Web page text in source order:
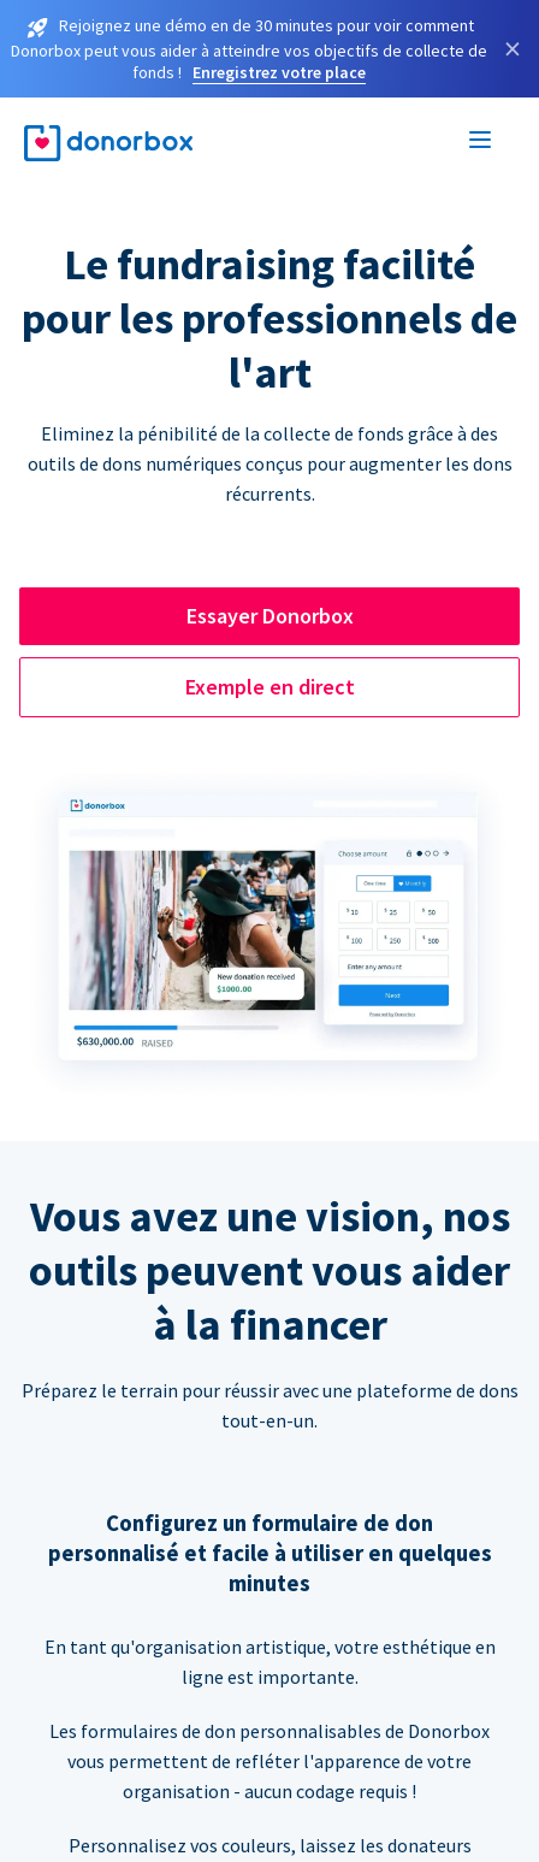
Rejoignez une démo en de 30 minutes pour voir comment
Donorbox peut vous aider à atteindre vos objectifs de collecte de
fonds !
Enregistrez votre place
×
Le fundraising facilité
pour les professionnels de
l'art
Eliminez la pénibilité de la collecte de fonds grâce à des
outils de dons numériques conçus pour augmenter les dons
récurrents.
Essayer Donorbox
Exemple en direct
Vous avez une vision, nos
outils peuvent vous aider
à la financer
Préparez le terrain pour réussir avec une plateforme de dons
tout-en-un.
Configurez un formulaire de don
personnalisé et facile à utiliser en quelques
minutes
En tant qu'organisation artistique, votre esthétique en
ligne est importante.
Les formulaires de don personnalisables de Donorbox
vous permettent de refléter l'apparence de votre
organisation - aucun codage requis !
Personnalisez vos couleurs, laissez les donateurs